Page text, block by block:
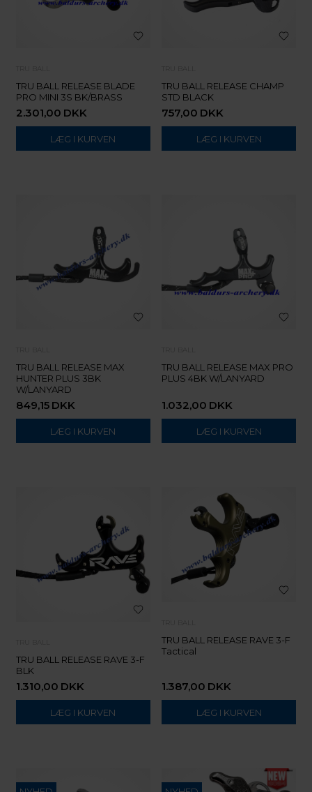
TRU BALL RELEASE BLADE
PRO MINI 3S BK/BRASS
2.301,00 DKK
TRU BALL RELEASE CHAMP
STD BLACK
757,00 DKK
TRU BALL RELEASE MAX
HUNTER PLUS 3BK
W/LANYARD
849,15 DKK
TRU BALL RELEASE MAX PRO
PLUS 4BK W/LANYARD
1.032,00 DKK
TRU BALL RELEASE RAVE 3-F
BLK
1.310,00 DKK
TRU BALL RELEASE RAVE 3-F
Tactical
1.387,00 DKK